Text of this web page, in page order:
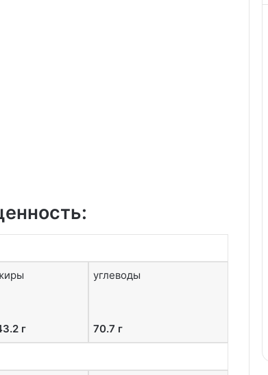
г
углеводы
70.7 г